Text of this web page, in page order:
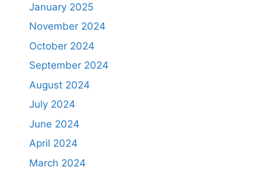
January 2025
November 2024
October 2024
September 2024
August 2024
July 2024
June 2024
April 2024
March 2024